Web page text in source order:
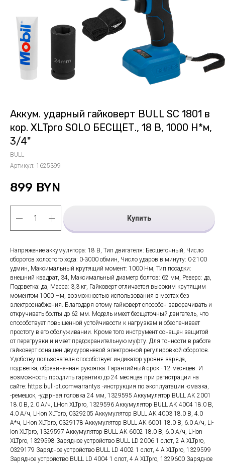
Аккум. ударный гайковерт BULL SC 1801 в
кор. XLTpro SOLO БЕСЩЕТ., 18 В, 1000 Н*м,
3/4"
BULL
Артикул: 1625399
899 BYN
Купить
Напряжение аккумулятора: 18 В, Тип двигателя: Бесщеточный, Число
оборотов холостого хода: 0-3000 обмин, Число ударов в минуту: 0-2100
удмин, Максимальный крутящий момент: 1000 Нм, Тип посадки:
внешний квадрат, 34, Максимальный диаметр болтов: 62 мм, Реверс: да,
Подсветка: да, Масса: 3,3 кг, Гайковерт отличается высоким крутящим
моментом 1000 Нм, возможностью использования в местах без
электроснабжения. Благодаря этому гайковерт способен заворачивать и
откручивать болты до 62 мм. Модель имеет бесщеточный двигатель, что
способствует повышенной устойчивости к нагрузкам и обеспечивает
простоту в его обслуживании. Кроме того инструмент оснащен защитой
от перегрузки и имеет предохранительную муфту. Для точности в работе
гайковерт оснащен двухуровневой электронной регулировкой оборотов.
Удобству пользователя способствует индикатор уровня заряда,
подсветка, обрезиненная рукоятка. Гарантийный срок - 12 месяцев. И
возможность продлить гарантию до 24 месяцев при регистрации на
сайте: https:bull-pt.comwarrantys -инструкция по эксплуатации -смазка,
-ремешок, -ударная головка 24 мм, 1329595 Аккумулятор BULL AK 2001
18.0 В, 2.0 А/ч, Li-Ion XLTpro, 1329596 Аккумулятор BULL AK 4004 18.0 В,
4.0 А/ч, Li-Ion XLTpro, 0329205 Аккумулятор BULL AK 4003 18.0 В, 4.0
А*ч, Li-Ion XLTpro, 0329178 Аккумулятор BULL AK 6001 18.0 В, 6.0 А/ч, Li-
Ion XLTpro, 1329597 Аккумулятор BULL AK 6002 18.0 В, 6.0 А/ч, Li-Ion
XLTpro, 1329598 Зарядное устройство BULL LD 2006 1 слот, 2 А XLTpro,
0329179 Зарядное устройство BULL LD 4002 1 слот, 4 А XLTpro, 1329599
Зарядное устройство BULL LD 4004 1 слот, 4 А XLTpro, 1329600 Зарядное